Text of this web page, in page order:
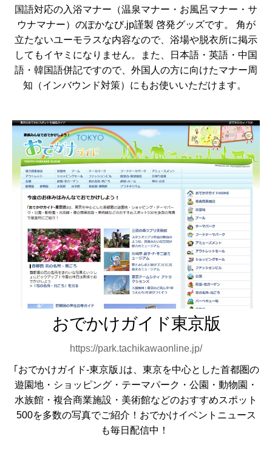
国語対応の入浴マナー（温泉マナー・お風呂マナー・サ
ウナマナー）のぽかなび.jp謹製 啓発グッズです。 角が
立たないユーモラスな内容なので、浴場や脱衣所に掲示
してもイヤミになりません。また、日本語・英語・中国
語・韓国語併記ですので、外国人の方に向けたマナー周
知（インバウンド対策）にもお使いいただけます。
おでかけガイド東京版
https://park.tachikawaonline.jp/
｢おでかけガイド-東京版｣は、東京を中心とした首都圏の
遊園地・ショッピング・テーマパーク・公園・動物園・
水族館・複合商業施設・美術館などのおすすめスポット
500を多数の写真でご紹介！おでかけイベントニュース
も毎日配信中！